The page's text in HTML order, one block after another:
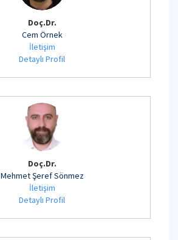
Doç.Dr.
Cem Örnek
İletişim
Detaylı Profil
Doç.Dr.
Mehmet Şeref Sönmez
İletişim
Detaylı Profil